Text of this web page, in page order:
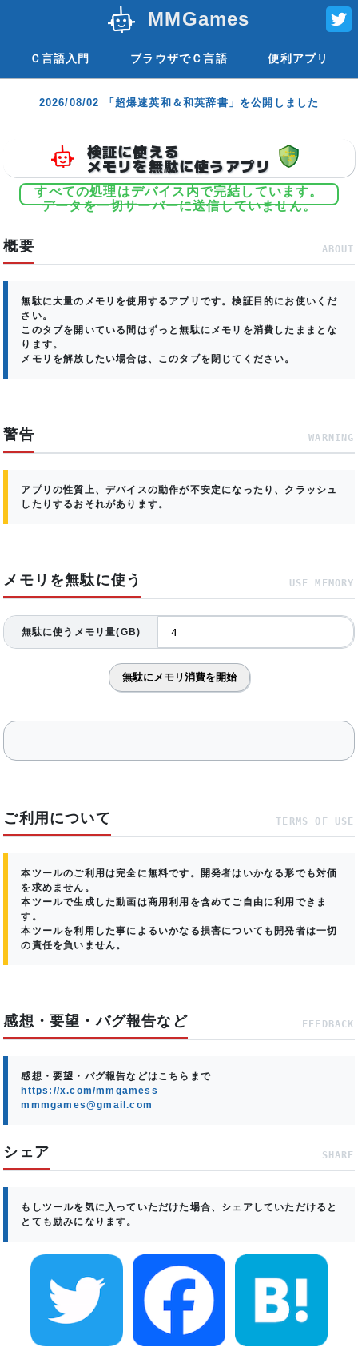
MMGames
Ｃ言語入門 ブラウザでＣ言語 便利アプリ
2026/08/02 「超爆速英和＆和英辞書」を公開しました
検証に使える
メモリを無駄に使うアプリ
すべての処理はデバイス内で完結しています。
データを一切サーバーに送信していません。
概要 ABOUT
無駄に大量のメモリを使用するアプリです。検証目的にお使いくだ
さい。
このタブを開いている間はずっと無駄にメモリを消費したままとな
ります。
メモリを解放したい場合は、このタブを閉じてください。
警告 WARNING
アプリの性質上、デバイスの動作が不安定になったり、クラッシュ
したりするおそれがあります。
メモリを無駄に使う USE MEMORY
無駄に使うメモリ量(GB)
無駄にメモリ消費を開始
ご利用について TERMS OF USE
本ツールのご利用は完全に無料です。開発者はいかなる形でも対価
を求めません。
本ツールで生成した動画は商用利用を含めてご自由に利用できま
す。
本ツールを利用した事によるいかなる損害についても開発者は一切
の責任を負いません。
感想・要望・バグ報告など FEEDBACK
感想・要望・バグ報告などはこちらまで
https://x.com/mmgamess
mmmgames@gmail.com
シェア SHARE
もしツールを気に入っていただけた場合、シェアしていただけると
とても励みになります。